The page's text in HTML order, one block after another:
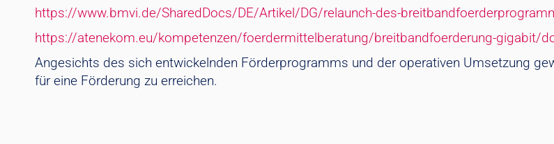
https://www.bmvi.de/SharedDocs/DE/Artikel/DG/relaunch-des-
https://atenekom.eu/kompetenzen/foerdermittelberatung/breitbandfoerderung-gigabit/
Angesichts des sich entwickelnden Förderprogramms und der operativen Umsetzung
für eine Förderung zu erreichen.